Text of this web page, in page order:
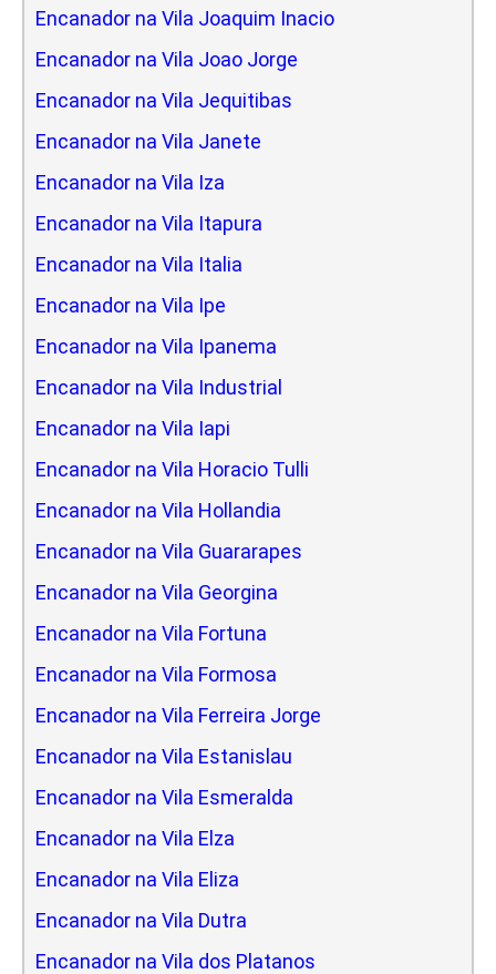
Encanador na Vila Joaquim Inacio
Encanador na Vila Joao Jorge
Encanador na Vila Jequitibas
Encanador na Vila Janete
Encanador na Vila Iza
Encanador na Vila Itapura
Encanador na Vila Italia
Encanador na Vila Ipe
Encanador na Vila Ipanema
Encanador na Vila Industrial
Encanador na Vila Iapi
Encanador na Vila Horacio Tulli
Encanador na Vila Hollandia
Encanador na Vila Guararapes
Encanador na Vila Georgina
Encanador na Vila Fortuna
Encanador na Vila Formosa
Encanador na Vila Ferreira Jorge
Encanador na Vila Estanislau
Encanador na Vila Esmeralda
Encanador na Vila Elza
Encanador na Vila Eliza
Encanador na Vila Dutra
Encanador na Vila dos Platanos